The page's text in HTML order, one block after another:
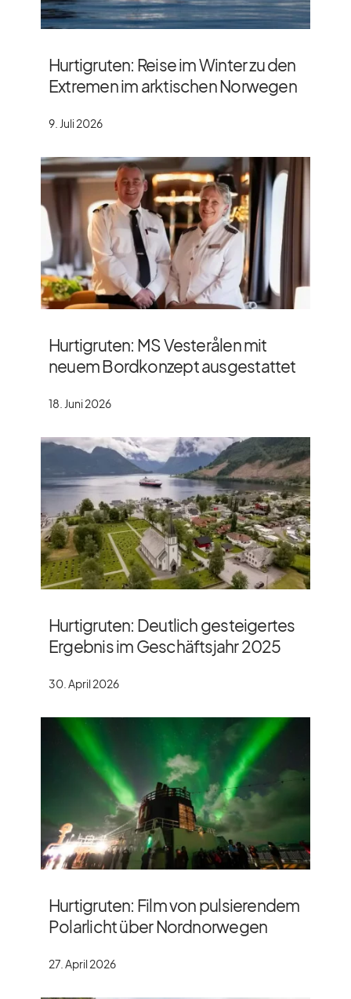
Hurtigruten: Reise im Winter zu den
Extremen im arktischen Norwegen
9. Juli 2026
Hurtigruten: MS Vesterålen mit
neuem Bordkonzept ausgestattet
18. Juni 2026
Hurtigruten: Deutlich gesteigertes
Ergebnis im Geschäftsjahr 2025
30. April 2026
Hurtigruten: Film von pulsierendem
Polarlicht über Nordnorwegen
27. April 2026